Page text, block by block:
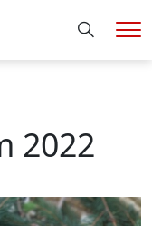
Hledání
2022